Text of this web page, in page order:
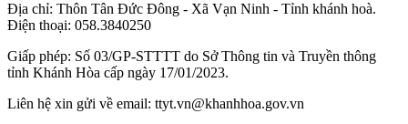
Địa chỉ: Thôn Tân Đức Đông - Xã Vạn Ninh - Tỉnh khánh hoà.
Điện thoại: 058.3840250
Giấp phép: Số 03/GP-STTTT do Sở Thông tin và Truyền thông
tỉnh Khánh Hòa cấp ngày 17/01/2023.
Liên hệ xin gửi về email: ttyt.vn@khanhhoa.gov.vn